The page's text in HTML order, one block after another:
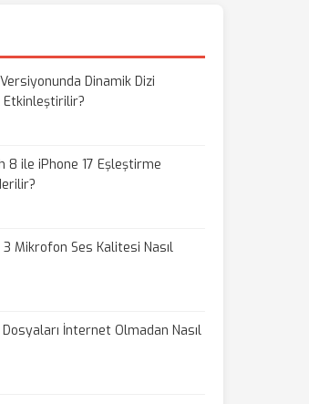
Dinamik Dizi
Etkinleştirilir?
8 ile iPhone 17 Eşleştirme
Mikrofon Ses Kalitesi Nasıl
İnternet Olmadan Nasıl